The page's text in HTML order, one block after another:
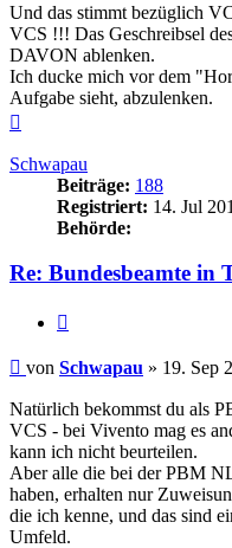
Und das stimmt bezüglich
VCS !!! Das Geschreibsel
DAVON ablenken.
Ich ducke mich vor dem
Aufgabe sieht, abzulenken.
Schwapau
Beiträge: 188
Registriert: 14. Jul
Behörde:
Re: Bundesbeamte in
Beitrag
von Schwapau » 19. Sep
Natürlich bekommst du als
VCS - bei Vivento mag es
kann ich nicht beurteilen.
Aber alle die bei der PBM
haben, erhalten nur
die ich kenne, und das sind
Umfeld.